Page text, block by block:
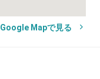
Google Mapで見る